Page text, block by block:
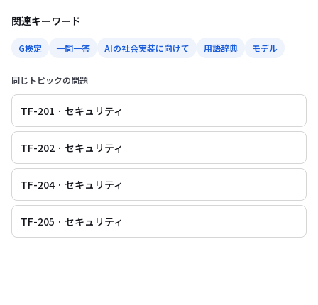
関連キーワード
G検定 一問一答 AIの社会実装に向けて 用語辞典 モデル
同じトピックの問題
TF-201 · セキュリティ
TF-202 · セキュリティ
TF-204 · セキュリティ
TF-205 · セキュリティ